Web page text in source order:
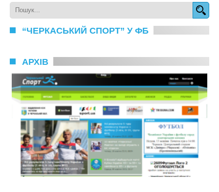
“ЧЕРКАСЬКИЙ СПОРТ” У ФБ
АРХІВ